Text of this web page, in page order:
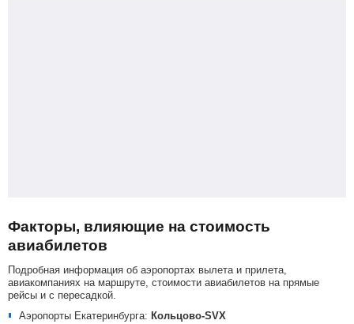
Факторы, влияющие на стоимость
авиабилетов
Подробная информация об аэропортах вылета и прилета,
авиакомпаниях на маршруте, стоимости авиабилетов на прямые
рейсы и с пересадкой.
Аэропорты Екатеринбурга: Кольцово-SVX